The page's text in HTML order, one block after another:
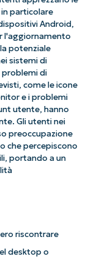
particolare
Android,
l'aggiornamento
potenziale
sistemi di
problemi di
come le icone
e i problemi
utente, hanno
Gli utenti nei
preoccupazione
che percepiscono
portando a un
riscontrare
desktop o